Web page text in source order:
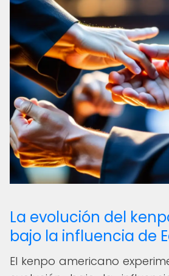
La evolución del
bajo la influencia de
El kenpo americano